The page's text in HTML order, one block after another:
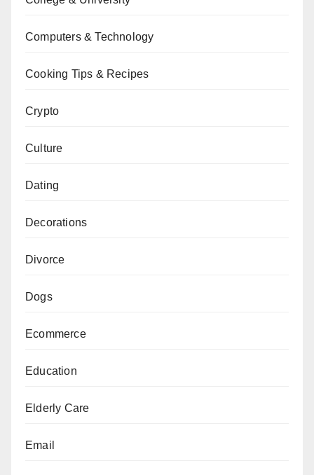
Computers & Technology
Cooking Tips & Recipes
Crypto
Culture
Dating
Decorations
Divorce
Dogs
Ecommerce
Education
Elderly Care
Email